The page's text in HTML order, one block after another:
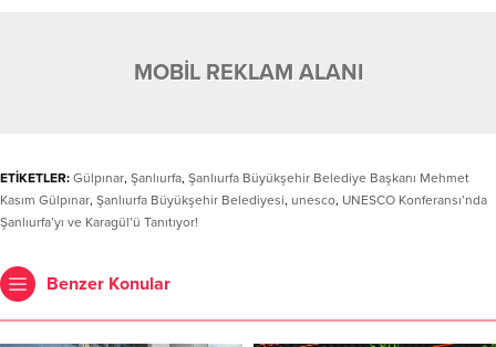
MOBİL REKLAM ALANI
ETİKETLER: Gülpınar, Şanlıurfa, Şanlıurfa Büyükşehir Belediye Başkanı Mehmet
Kasım Gülpınar, Şanlıurfa Büyükşehir Belediyesi, unesco, UNESCO Konferansı’nda
Şanlıurfa’yı ve Karagül’ü Tanıtıyor!
Benzer Konular